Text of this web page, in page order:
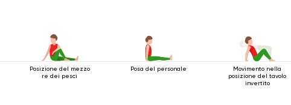
Posizione del mezzo
re dei pesci
Posa del personale
Movimento nella
posizione del tavolo
invertito